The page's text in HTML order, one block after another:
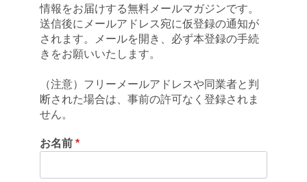
情報をお届けする無料メールマガジンです。
送信後にメールアドレス宛に仮登録の通知が
されます。メールを開き、必ず本登録の手続
きをお願いいたします。
（注意）フリーメールアドレスや同業者と判
断された場合は、事前の許可なく登録されま
せん。
お名前*